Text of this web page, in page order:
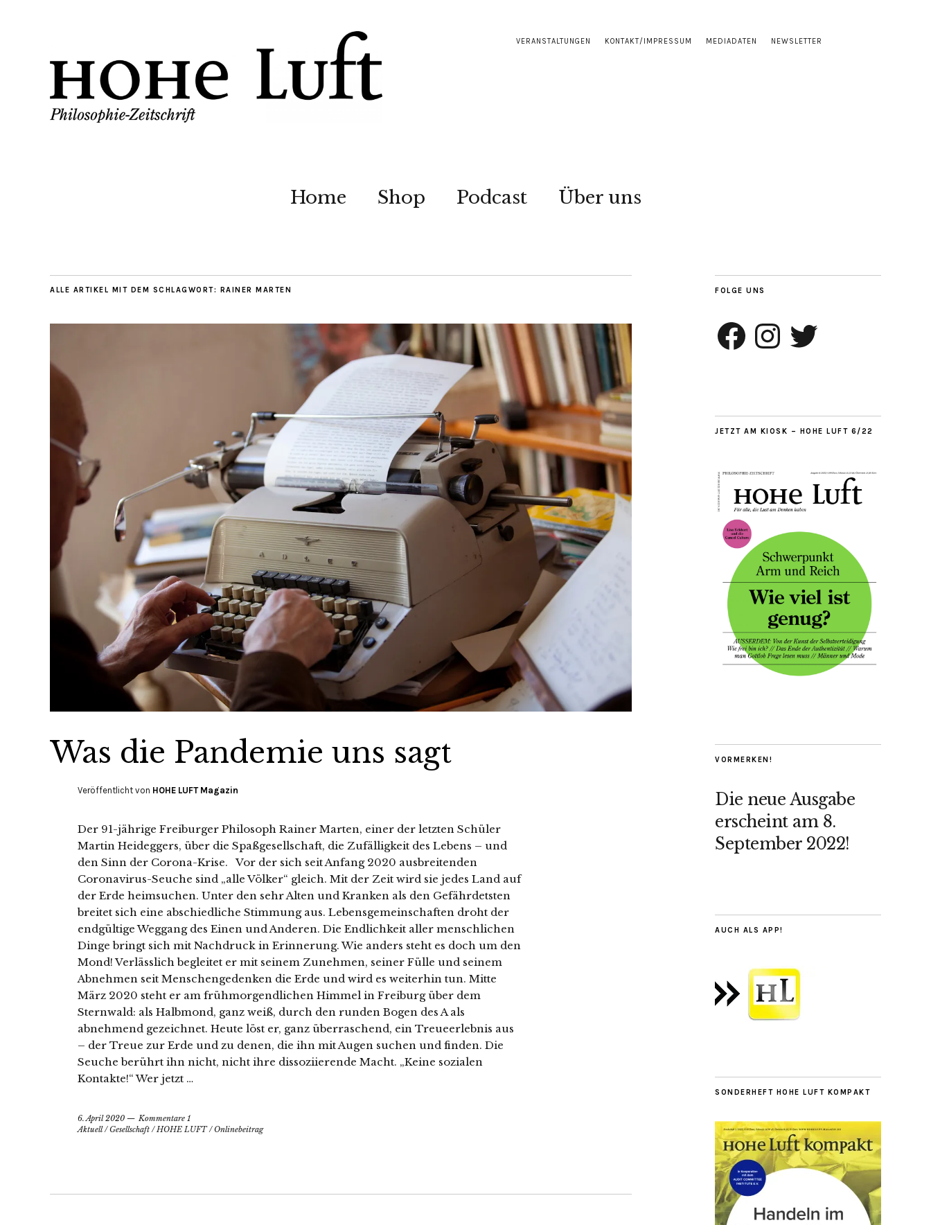
VERANSTALTUNGEN KONTAKT/IMPRESSUM MEDIADATEN NEWSLETTER
Home Shop Podcast Über uns
ALLE ARTIKEL MIT DEM SCHLAGWORT: RAINER MARTEN
Was die Pandemie uns sagt
Veröffentlicht von HOHE LUFT Magazin
Der 91-jährige Freiburger Philosoph Rainer Marten, einer der letzten Schüler
Martin Heideggers, über die Spaßgesellschaft, die Zufälligkeit des Lebens – und
den Sinn der Corona-Krise. Vor der sich seit Anfang 2020 ausbreitenden
Coronavirus-Seuche sind „alle Völker“ gleich. Mit der Zeit wird sie jedes Land auf
der Erde heimsuchen. Unter den sehr Alten und Kranken als den Gefährdetsten
breitet sich eine abschiedliche Stimmung aus. Lebensgemeinschaften droht der
endgültige Weggang des Einen und Anderen. Die Endlichkeit aller menschlichen
Dinge bringt sich mit Nachdruck in Erinnerung. Wie anders steht es doch um den
Mond! Verlässlich begleitet er mit seinem Zunehmen, seiner Fülle und seinem
Abnehmen seit Menschengedenken die Erde und wird es weiterhin tun. Mitte
März 2020 steht er am frühmorgendlichen Himmel in Freiburg über dem
Sternwald: als Halbmond, ganz weiß, durch den runden Bogen des A als
abnehmend gezeichnet. Heute löst er, ganz überraschend, ein Treueerlebnis aus
– der Treue zur Erde und zu denen, die ihn mit Augen suchen und finden. Die
Seuche berührt ihn nicht, nicht ihre dissoziierende Macht. „Keine sozialen
Kontakte!“ Wer jetzt …
6. April 2020
Kommentare 1
Aktuell/Gesellschaft /HOHE LUFT/Onlinebeitrag
FOLGE UNS
Facebook InstagramTwitter
JETZT AM KIOSK – HOHE LUFT 6/22
VORMERKEN!
Die neue Ausgabe
erscheint am 8.
September 2022!
AUCH ALS APP!
SONDERHEFT HOHE LUFT KOMPAKT